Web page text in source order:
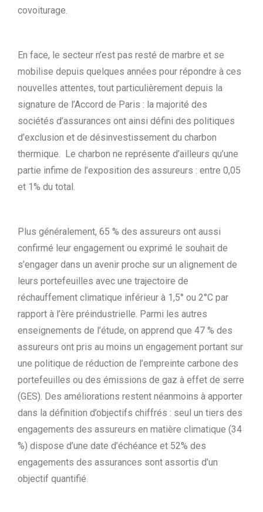
covoiturage.
En face, le secteur n’est pas resté de marbre et se
mobilise depuis quelques années pour répondre à ces
nouvelles attentes, tout particulièrement depuis la
signature de l’Accord de Paris : la majorité des
sociétés d’assurances ont ainsi défini des politiques
d’exclusion et de désinvestissement du charbon
thermique. Le charbon ne représente d’ailleurs qu’une
partie infime de l’exposition des assureurs : entre 0,05
et 1% du total.
Plus généralement, 65 % des assureurs ont aussi
confirmé leur engagement ou exprimé le souhait de
s’engager dans un avenir proche sur un alignement de
leurs portefeuilles avec une trajectoire de
réchauffement climatique inférieur à 1,5° ou 2°C par
rapport à l’ère préindustrielle. Parmi les autres
enseignements de l’étude, on apprend que 47 % des
assureurs ont pris au moins un engagement portant sur
une politique de réduction de l’empreinte carbone des
portefeuilles ou des émissions de gaz à effet de serre
(GES). Des améliorations restent néanmoins à apporter
dans la définition d’objectifs chiffrés : seul un tiers des
engagements des assureurs en matière climatique (34
%) dispose d’une date d’échéance et 52% des
engagements des assurances sont assortis d’un
objectif quantifié.